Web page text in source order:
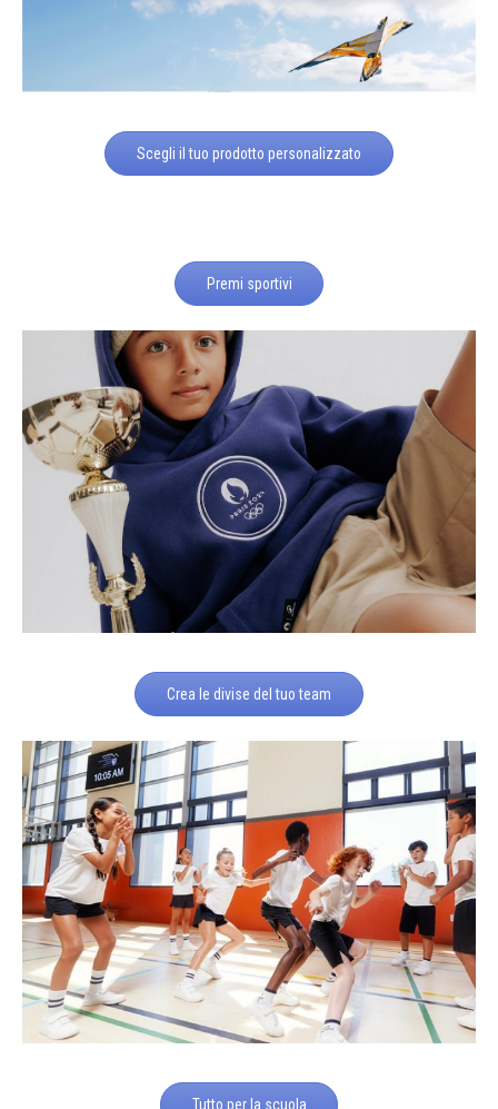
Scegli il tuo prodotto personalizzato
Premi sportivi
Crea le divise del tuo team
Tutto per la scuola